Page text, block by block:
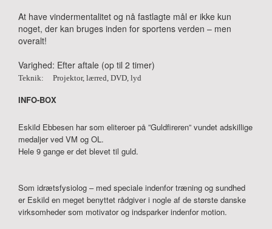
At have vindermentalitet og nå fastlagte mål er ikke kun
noget, der kan bruges inden for sportens verden – men
overalt!
Varighed: Efter aftale (op til 2 timer)
Teknik: Projektor, lærred, DVD, lyd
INFO-BOX
Eskild Ebbesen har som eliteroer på ”Guldfireren” vundet adskillige
medaljer ved VM og OL.
Hele 9 gange er det blevet til guld.
Som idrætsfysiolog – med speciale indenfor træning og sundhed
er Eskild en meget benyttet rådgiver i nogle af de største danske
virksomheder som motivator og indsparker indenfor motion.